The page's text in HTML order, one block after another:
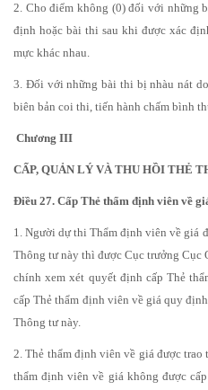
2. Cho điểm không (0) đối với những
định hoặc bài thi sau khi được xác
mực khác nhau.
3. Đối với những bài thi bị nhàu nát
biên bản coi thi, tiến hành chấm bình
Chương III
CẤP, QUẢN LÝ VÀ THU HỒI THẺ
Điều 27. Cấp Thẻ thẩm định viên về
1. Người dự thi Thẩm định viên về giá
Thông tư này thì được Cục trưởng Cục
chính xem xét quyết định cấp Thẻ
cấp Thẻ thẩm định viên về giá quy
Thông tư này.
2. Thẻ thẩm định viên về giá được
thẩm định viên về giá không được